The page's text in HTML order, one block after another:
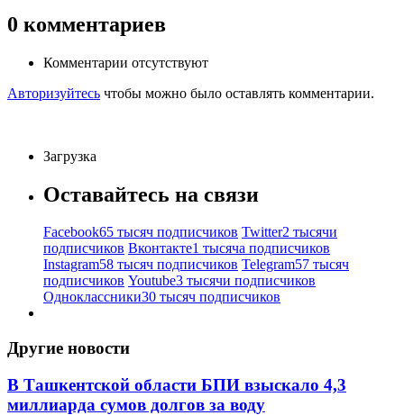
0 комментариев
Комментарии отсутствуют
Авторизуйтесь чтобы можно было оставлять комментарии.
Загрузка
Оставайтесь на связи
Facebook65 тысяч подписчиков Twitter2 тысячи
подписчиков Вконтакте1 тысяча подписчиков
Instagram58 тысяч подписчиков Telegram57 тысяч
подписчиков Youtube3 тысячи подписчиков
Одноклассники30 тысяч подписчиков
Другие новости
В Ташкентской области БПИ взыскало 4,3
миллиарда сумов долгов за воду